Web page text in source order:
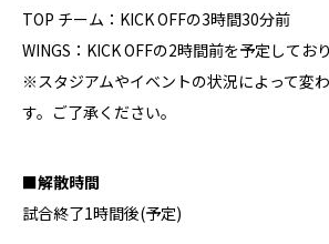
TOP チーム：KICK OFFの3時間30分前
WINGS：KICK OFFの2時間前を予定しており
※スタジアムやイベントの状況によって変
す。ご了承ください。
■解散時間
試合終了1時間後(予定)